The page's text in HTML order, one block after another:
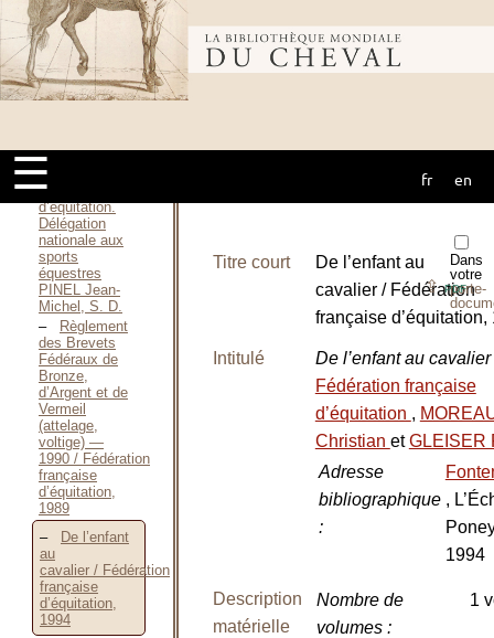
Bibliothèque
mondiale du
cheval
☰ fr en
Règlement
général des
Brevets d’État à
trois degrés
d’éducateur
sportif —
1985 / Fédération
Jeux / Fédération
française
d’équitation.
Délégation
nationale aux
sports
équestres
PINEL Jean-
Michel, S. D.
Règlement
des Brevets
Fédéraux de
Bronze,
d’Argent et de
Vermeil
(attelage,
voltige) —
1990 / Fédération
française
d’équitation,
1989
De l’enfant
au
cavalier / Fédération
française
d’équitation,
1994
Dans
votre
porte-
⇪PDF
Titre court
De l’enfant au
cavalier / Fédération
française d’équitation,
Intitulé
De l’enfant au cavalier
Fédération française
d’équitation ,
Christian etGLEISER
Adresse
bibliographique
:
,
1994
Description
matérielle
Nombre de
volumes:
1